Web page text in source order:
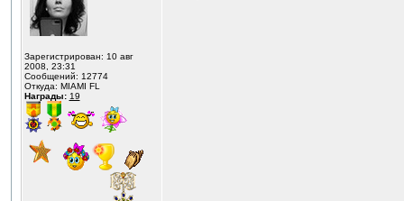
Зарегистрирован: 10 авг
2008, 23:31
Сообщений: 12774
Откуда: MIAMI FL
Награды: 19